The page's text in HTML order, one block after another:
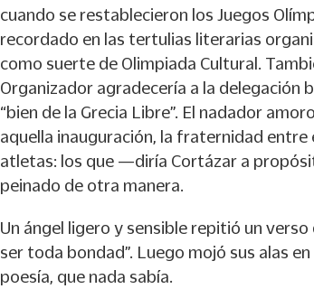
cuando se restablecieron los Juegos
recordado en las tertulias literarias
como suerte de Olimpiada Cultural.
Organizador agradecería a la delegación
“bien de la Grecia Libre”. El nadador
aquella inauguración, la fraternidad entre
atletas: los que —diría Cortázar a
peinado de otra manera.
Un ángel ligero y sensible repitió un
ser toda bondad”. Luego mojó sus alas
poesía, que nada sabía.